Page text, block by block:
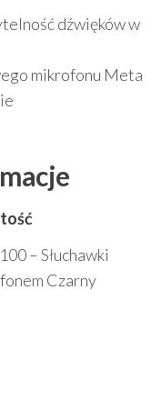
dźwięków w
mikrofonu Meta
– Słuchawki
Czarny